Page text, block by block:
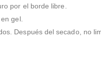
por el borde libre.
gel.
Después del secado, no